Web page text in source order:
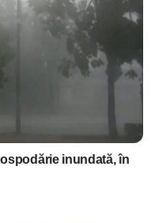
inundată, în